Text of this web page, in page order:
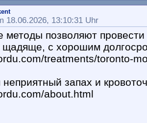
18.06.2026, 13:10:31 Uhr
позволяют провести
щадяще, с хорошим
treatments/toronto-
запах и
about.html